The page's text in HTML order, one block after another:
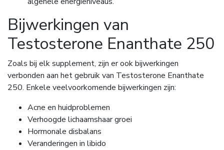
Bijwerkingen van
Testosterone Enanthate 250
Zoals bij elk supplement, zijn er ook bijwerkingen
verbonden aan het gebruik van Testosterone Enanthate
250. Enkele veelvoorkomende bijwerkingen zijn:
Acne en huidproblemen
Verhoogde lichaamshaar groei
Hormonale disbalans
Veranderingen in libido